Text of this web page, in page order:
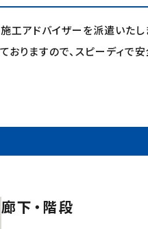
工アドバイザーを派遣いたし
りますので、スピーディで
廊下・階段